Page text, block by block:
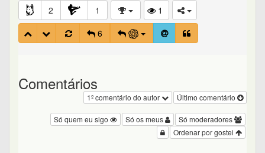
2 1
1
6
Comentários
Último comentário
1º comentário do autor
Só moderadores
Só os meus
Só quem eu sigo
Ordenar por gostei